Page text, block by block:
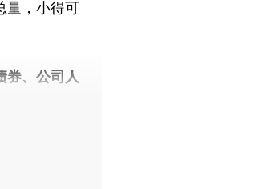
量，小得可
券、公司人